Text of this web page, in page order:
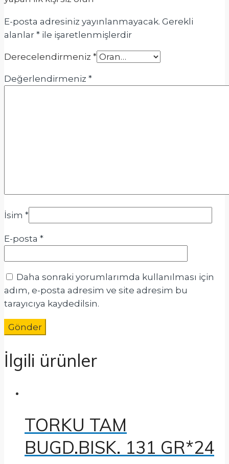
E-posta adresiniz yayınlanmayacak. Gerekli
alanlar * ile işaretlenmişlerdir
Derecelendirmeniz *
Değerlendirmeniz *
İsim *
E-posta *
Daha sonraki yorumlarımda kullanılması için
adım, e-posta adresim ve site adresim bu
tarayıcıya kaydedilsin.
İlgili ürünler
TORKU TAM
BUGD.BISK. 131 GR*24